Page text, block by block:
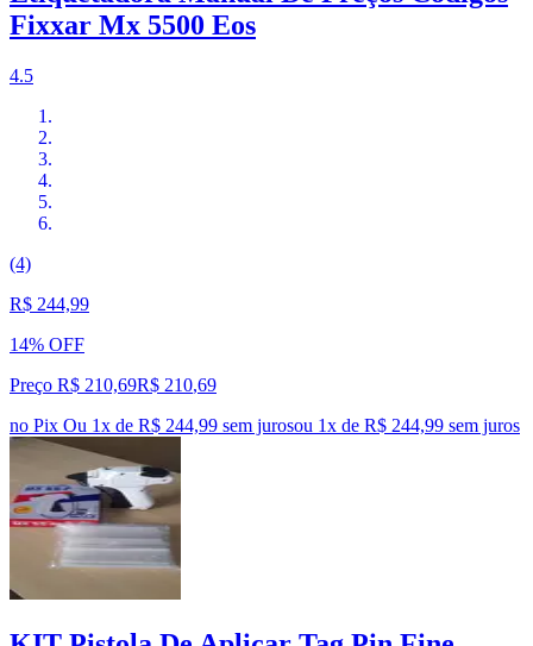
Fixxar Mx 5500 Eos
4.5
(4)
R$ 244,99
14% OFF
Preço R$ 210,69R$ 210,69
no Pix Ou 1x de R$ 244,99 sem jurosou 1x de R$ 244,99 sem juros